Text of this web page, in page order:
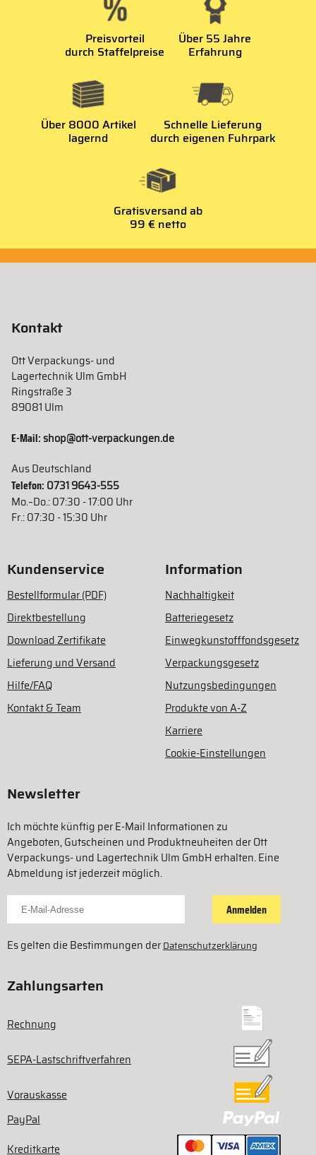
Preisvorteil
durch Staffelpreise
Über 55 Jahre
Erfahrung
Über 8000 Artikel
lagernd
Schnelle Lieferung
durch eigenen Fuhrpark
Gratisversand ab
99 € netto
Kontakt
Ott Verpackungs- und
Lagertechnik Ulm GmbH
Ringstraße 3
89081 Ulm
E-Mail:shop@ott-verpackungen.de
Aus Deutschland
Telefon: 0731 9643-555
Mo.–Do.: 07:30 - 17:00 Uhr
Fr.: 07:30 - 15:30 Uhr
Kundenservice
Bestellformular (PDF)
Direktbestellung
Download Zertifikate
Lieferung und Versand
Hilfe/FAQ
Kontakt & Team
Information
Nachhaltigkeit
Batteriegesetz
Einwegkunstofffondsgesetz
Verpackungsgesetz
Nutzungsbedingungen
Produkte von A-Z
Karriere
Cookie-Einstellungen
Newsletter
Ich möchte künftig per E-Mail Informationen zu
Angeboten, Gutscheinen und Produktneuheiten der Ott
Verpackungs- und Lagertechnik Ulm GmbH erhalten. Eine
Abmeldung ist jederzeit möglich.
Für Newsletter anmelden
Anmelden
Es gelten die Bestimmungen derDatenschutzerklärung
Zahlungsarten
Rechnung
SEPA-Lastschriftverfahren
Vorauskasse
PayPal
Kreditkarte